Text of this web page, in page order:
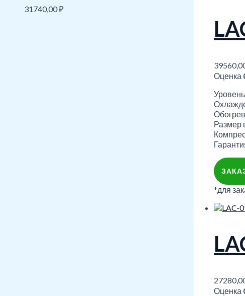
31740,00₽
Оценка
Размер
*для
Оценка